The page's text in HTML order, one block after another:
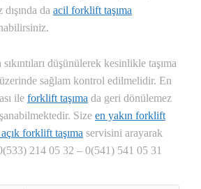
da acil forklift taşıma
düşünülerek kesinlikle taşıma
üzerinde sağlam kontrol edilmelidir. En
ile forklift taşıma da geri dönülemez
Size en yakın forklift
forklift taşıma servisini arayarak
214 05 32 – 0(541) 541 05 31